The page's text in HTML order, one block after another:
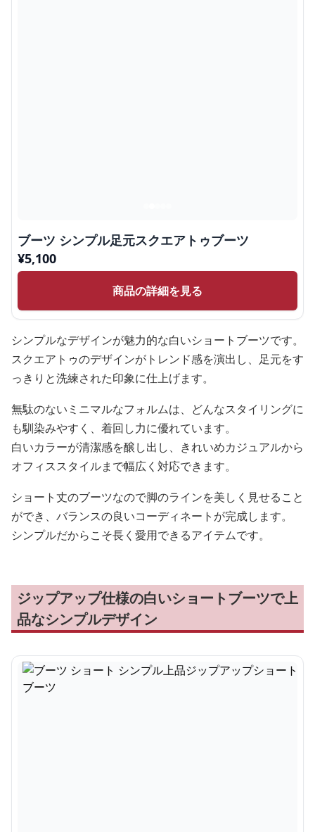
ブーツ シンプル足元スクエアトゥブーツ
¥5,100
商品の詳細を見る
シンプルなデザインが魅力的な白いショートブーツです。
スクエアトゥのデザインがトレンド感を演出し、足元をす
っきりと洗練された印象に仕上げます。
無駄のないミニマルなフォルムは、どんなスタイリングに
も馴染みやすく、着回し力に優れています。
白いカラーが清潔感を醸し出し、きれいめカジュアルから
オフィススタイルまで幅広く対応できます。
ショート丈のブーツなので脚のラインを美しく見せること
ができ、バランスの良いコーディネートが完成します。
シンプルだからこそ長く愛用できるアイテムです。
ジップアップ仕様の白いショートブーツで上
品なシンプルデザイン